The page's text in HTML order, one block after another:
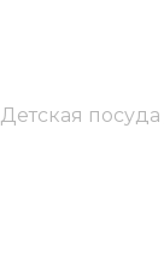
Детская посуда